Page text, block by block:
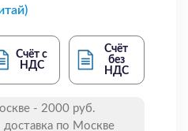
Счёт с
НДС
Счёт
без
НДС
- 2000 руб.
по Москве